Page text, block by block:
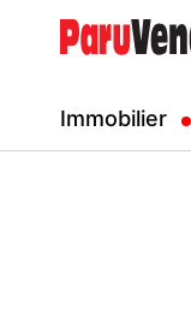
Immobilier